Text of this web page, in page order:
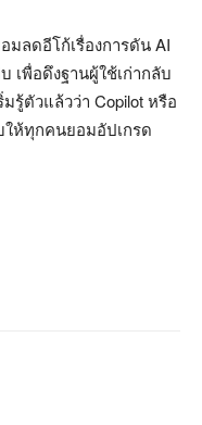
มลดอีโก้เรื่องการดัน AI
เพื่อดึงฐานผู้ใช้เก่ากลับ
ตัวแล้วว่า Copilot หรือ
ให้ทุกคนยอมอัปเกรด